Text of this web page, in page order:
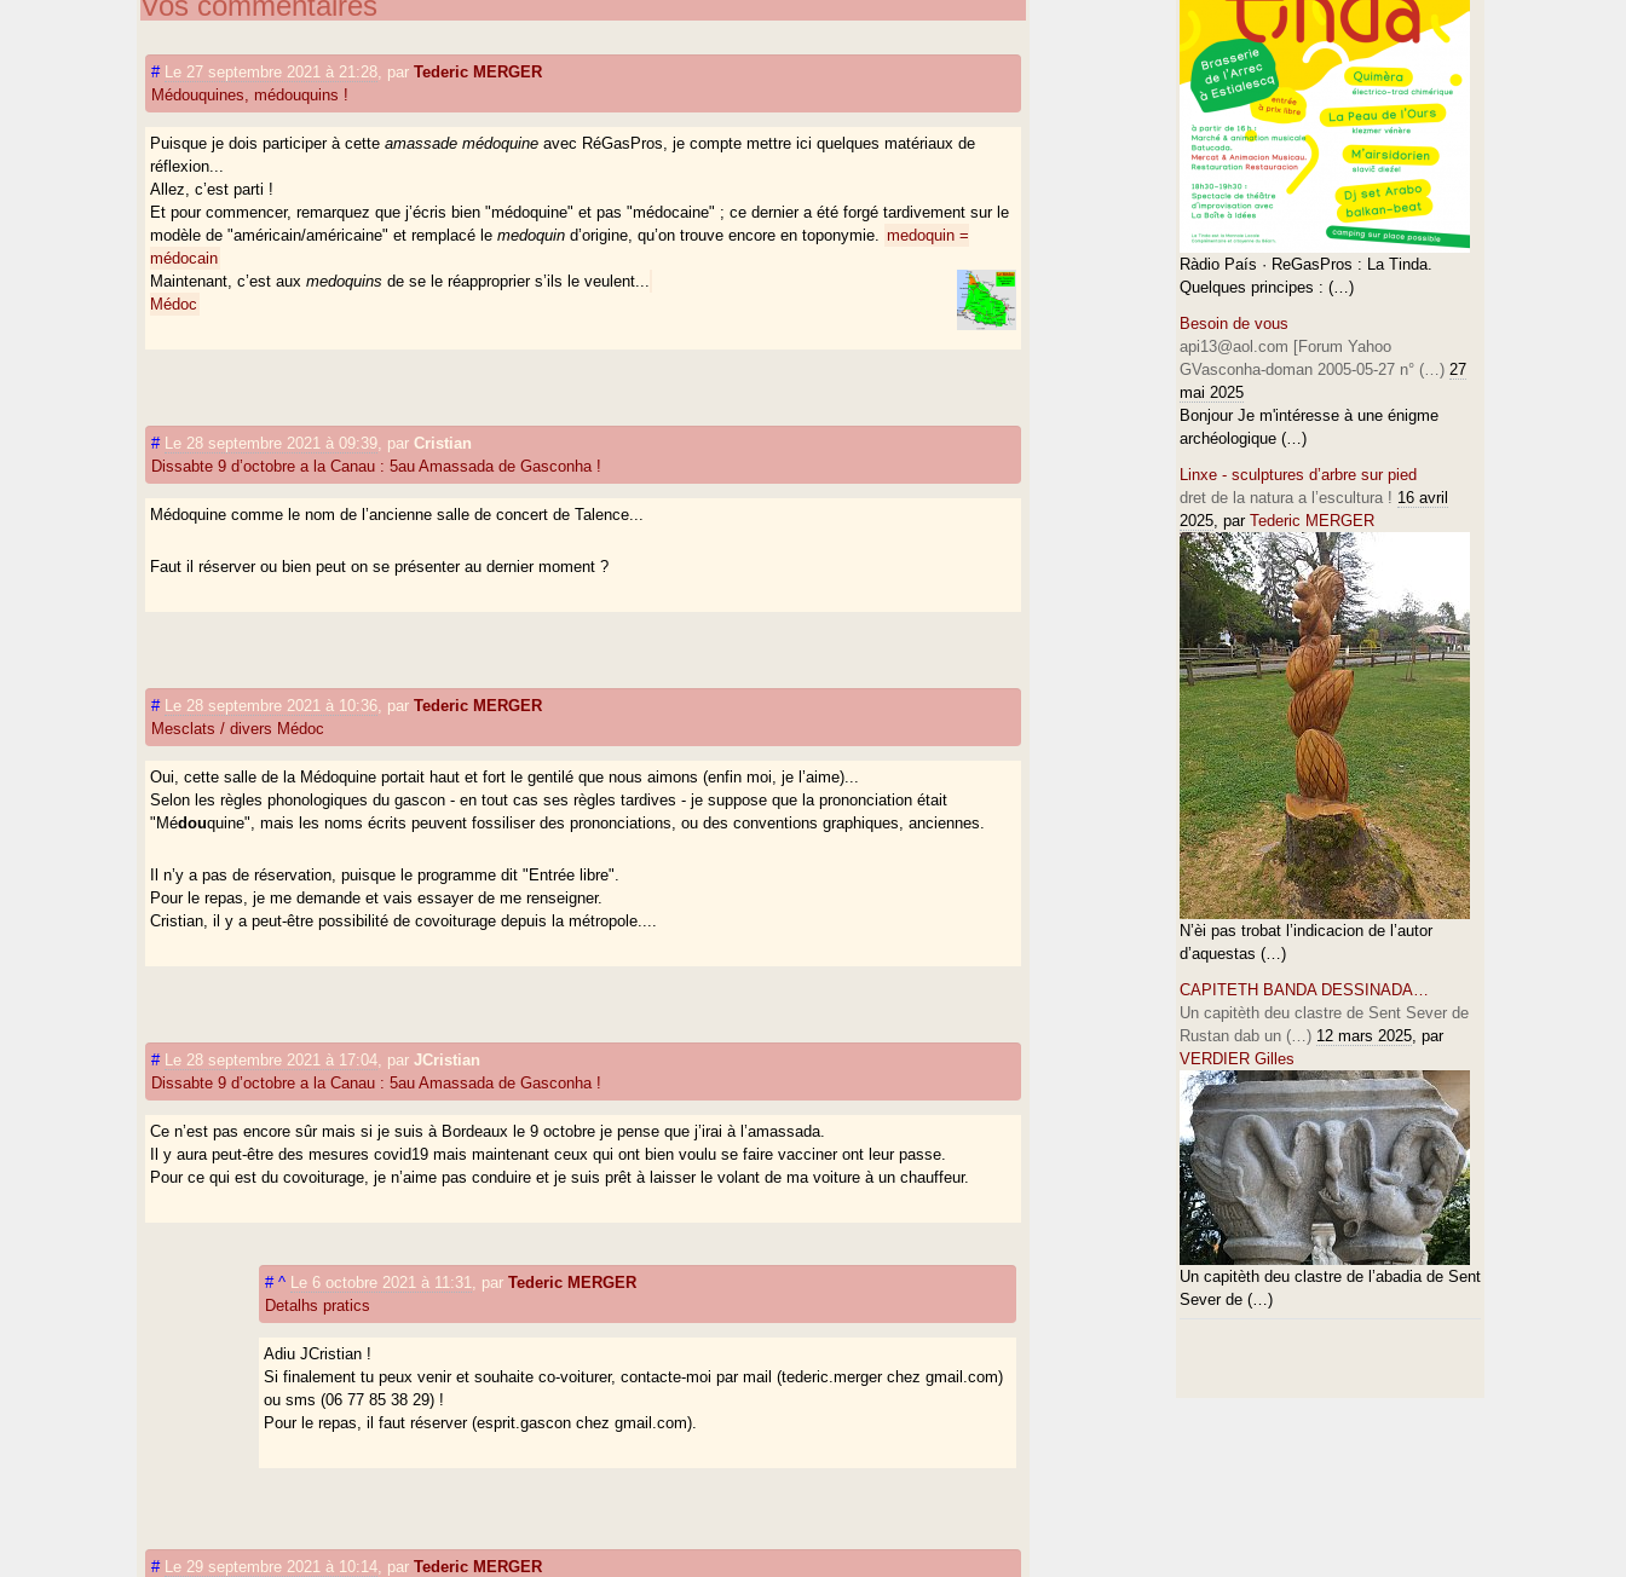
# Le 27 septembre 2021 à 21:28 parTederic MERGER
Médouquines, médouquins !
Puisque je dois participer à cetteamassade médoquine avec RéGasPros, je compte mettre ici quelques matériaux de
réflexion...
Allez, c’est parti !
Et pour commencer, remarquez que j’écris bien "médoquine" et pas "médocaine" ; ce dernier a été forgé tardivement sur le
modèle de "américain/américaine" et remplacé lemedoquin d’origine, qu’on trouve encore en toponymie.
medoquin =
médocain
Maintenant, c’est auxmedoquins de se le réapproprier s’ils le veulent...
Médoc
# Le 28 septembre 2021 à 09:39 parCristian
Dissabte 9 d’octobre a la Canau : 5au Amassada de Gasconha !
Médoquine comme le nom de l’ancienne salle de concert de Talence...
Faut il réserver ou bien peut on se présenter au dernier moment ?
# Le 28 septembre 2021 à 10:36 parTederic MERGER
Mesclats / divers Médoc
Oui, cette salle de la Médoquine portait haut et fort le gentilé que nous aimons (enfin moi, je l’aime)...
Selon les règles phonologiques du gascon - en tout cas ses règles tardives - je suppose que la prononciation était
"Médouquine", mais les noms écrits peuvent fossiliser des prononciations, ou des conventions graphiques, anciennes.
Il n’y a pas de réservation, puisque le programme dit "Entrée libre".
Pour le repas, je me demande et vais essayer de me renseigner.
Cristian, il y a peut-être possibilité de covoiturage depuis la métropole....
# Le 28 septembre 2021 à 17:04 parJCristian
Dissabte 9 d’octobre a la Canau : 5au Amassada de Gasconha !
Ce n’est pas encore sûr mais si je suis à Bordeaux le 9 octobre je pense que j’irai à l’amassada.
Il y aura peut-être des mesures covid19 mais maintenant ceux qui ont bien voulu se faire vacciner ont leur passe.
Pour ce qui est du covoiturage, je n’aime pas conduire et je suis prêt à laisser le volant de ma voiture à un chauffeur.
# ^ Le 6 octobre 2021 à 11:31 parTederic MERGER
Detalhs pratics
Adiu JCristian !
Si finalement tu peux venir et souhaite co-voiturer, contacte-moi par mail (tederic.merger chez gmail.com)
ou sms (06 77 85 38 29) !
Pour le repas, il faut réserver (esprit.gascon chez gmail.com).
# Le 29 septembre 2021 à 10:14 parTederic MERGER
Ràdio País · ReGasPros : La Tinda.
Quelques principes : (…)
Besoin de vous
api13@aol.com [Forum Yahoo
GVasconha-doman 2005-05-27 n° (…) 27
mai 2025
Bonjour Je m'intéresse à une énigme
archéologique (…)
Linxe - sculptures d’arbre sur pied
dret de la natura a l’escultura ! 16 avril
2025, par Tederic MERGER
N’èi pas trobat l’indicacion de l’autor
d’aquestas (…)
CAPITETH BANDA DESSINADA…
Un capitèth deu clastre de Sent Sever de
Rustan dab un (…) 12 mars 2025, par
VERDIER Gilles
Un capitèth deu clastre de l’abadia de Sent
Sever de (…)